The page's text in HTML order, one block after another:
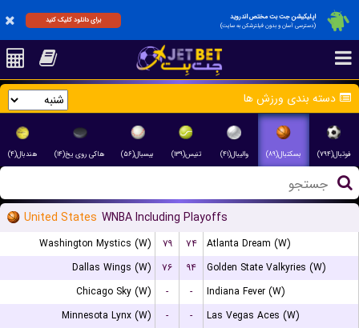
اپلیکیشن جت بت مختص اندروید
(دسترسی آسان و بدون فیلترشکن به سایت)
برای دانلود کلیک کنید
دسته بندی ورزش ها
فوتبال(۷۹۴) بسکتبال(۸۹) والیبال(۴۱) تنیس(۱۳۹) بیسبال(۵۶) هاکی روی یخ(۱۴) هندبال(۴)
United States WNBA Including Playoffs
Washington Mystics (W) ۷۹ ۷۴
Atlanta Dream (W)
Dallas Wings (W)
۷۶ ۹۴
Golden State Valkyries (W)
Chicago Sky (W)
- -
Indiana Fever (W)
Minnesota Lynx (W)
- -
Las Vegas Aces (W)